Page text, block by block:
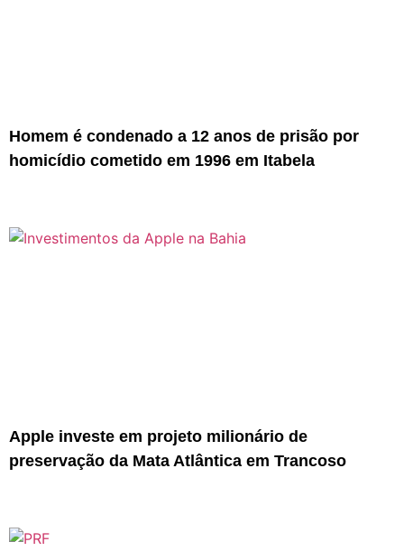
Homem é condenado a 12 anos de prisão por
homicídio cometido em 1996 em Itabela
Apple investe em projeto milionário de
preservação da Mata Atlântica em Trancoso